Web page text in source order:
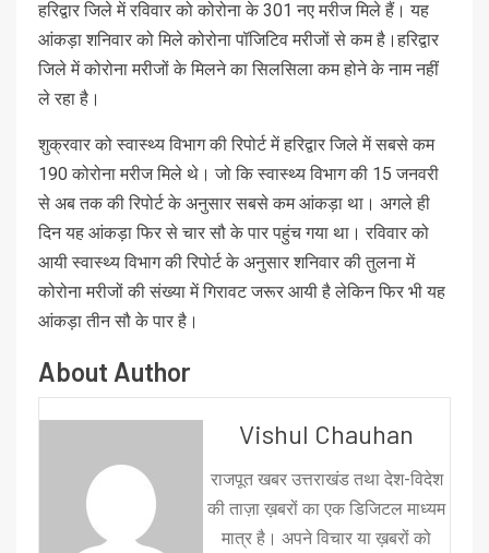
हरिद्वार जिले में रविवार को कोरोना के 301 नए मरीज मिले हैं। यह
आंकड़ा शनिवार को मिले कोरोना पॉजिटिव मरीजों से कम है।हरिद्वार
जिले में कोरोना मरीजों के मिलने का सिलसिला कम होने के नाम नहीं
ले रहा है।
शुक्रवार को स्वास्थ्य विभाग की रिपोर्ट में हरिद्वार जिले में सबसे कम
190 कोरोना मरीज मिले थे। जो कि स्वास्थ्य विभाग की 15 जनवरी
से अब तक की रिपोर्ट के अनुसार सबसे कम आंकड़ा था। अगले ही
दिन यह आंकड़ा फिर से चार सौ के पार पहुंच गया था। रविवार को
आयी स्वास्थ्य विभाग की रिपोर्ट के अनुसार शनिवार की तुलना में
कोरोना मरीजों की संख्या में गिरावट जरूर आयी है लेकिन फिर भी यह
आंकड़ा तीन सौ के पार है।
About Author
Vishul Chauhan
राजपूत खबर उत्तराखंड तथा देश-विदेश
की ताज़ा ख़बरों का एक डिजिटल माध्यम
मात्र है। अपने विचार या ख़बरों को